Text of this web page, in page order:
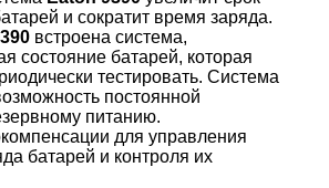
и сократит время заряда.
встроена система,
состояние батарей, которая
тестировать. Система
постоянной
питанию.
для управления
батарей и контроля их